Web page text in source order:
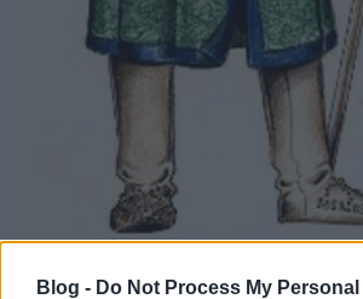
Blog - Do Not Process My
sajtókommunikációhoz, de